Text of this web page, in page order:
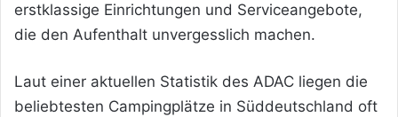
erstklassige Einrichtungen und Serviceangebote,
die den Aufenthalt unvergesslich machen.
Laut einer aktuellen Statistik des ADAC liegen die
beliebtesten Campingplätze in Süddeutschland oft